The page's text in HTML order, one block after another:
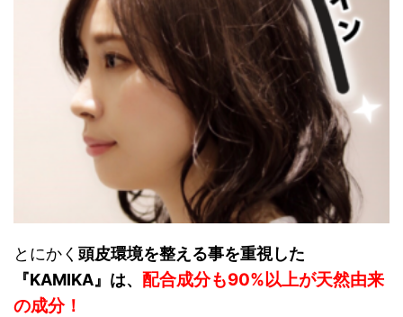
とにかく 頭皮環境を整える事を重視した
『KAMIKA』は、 配合成分も90%以上が天然由来
の成分！